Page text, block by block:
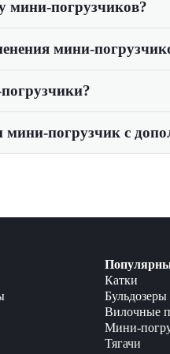
от 700 до 1600 кг и
мини-погрузчиков?
при этом высокую
мини-
подходят для работы
Мы предлагаем
погрузчик с
Катки
Бульдозеры
Вилочные
Мини-
Тягачи